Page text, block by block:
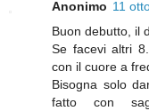
Anonimo 11
Buon debutto, il
Se facevi altri
con il cuore a
Bisogna solo
fatto con